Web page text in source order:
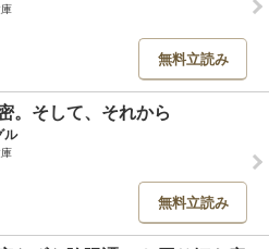
無料立読み
。そして、それから
ル
無料立読み